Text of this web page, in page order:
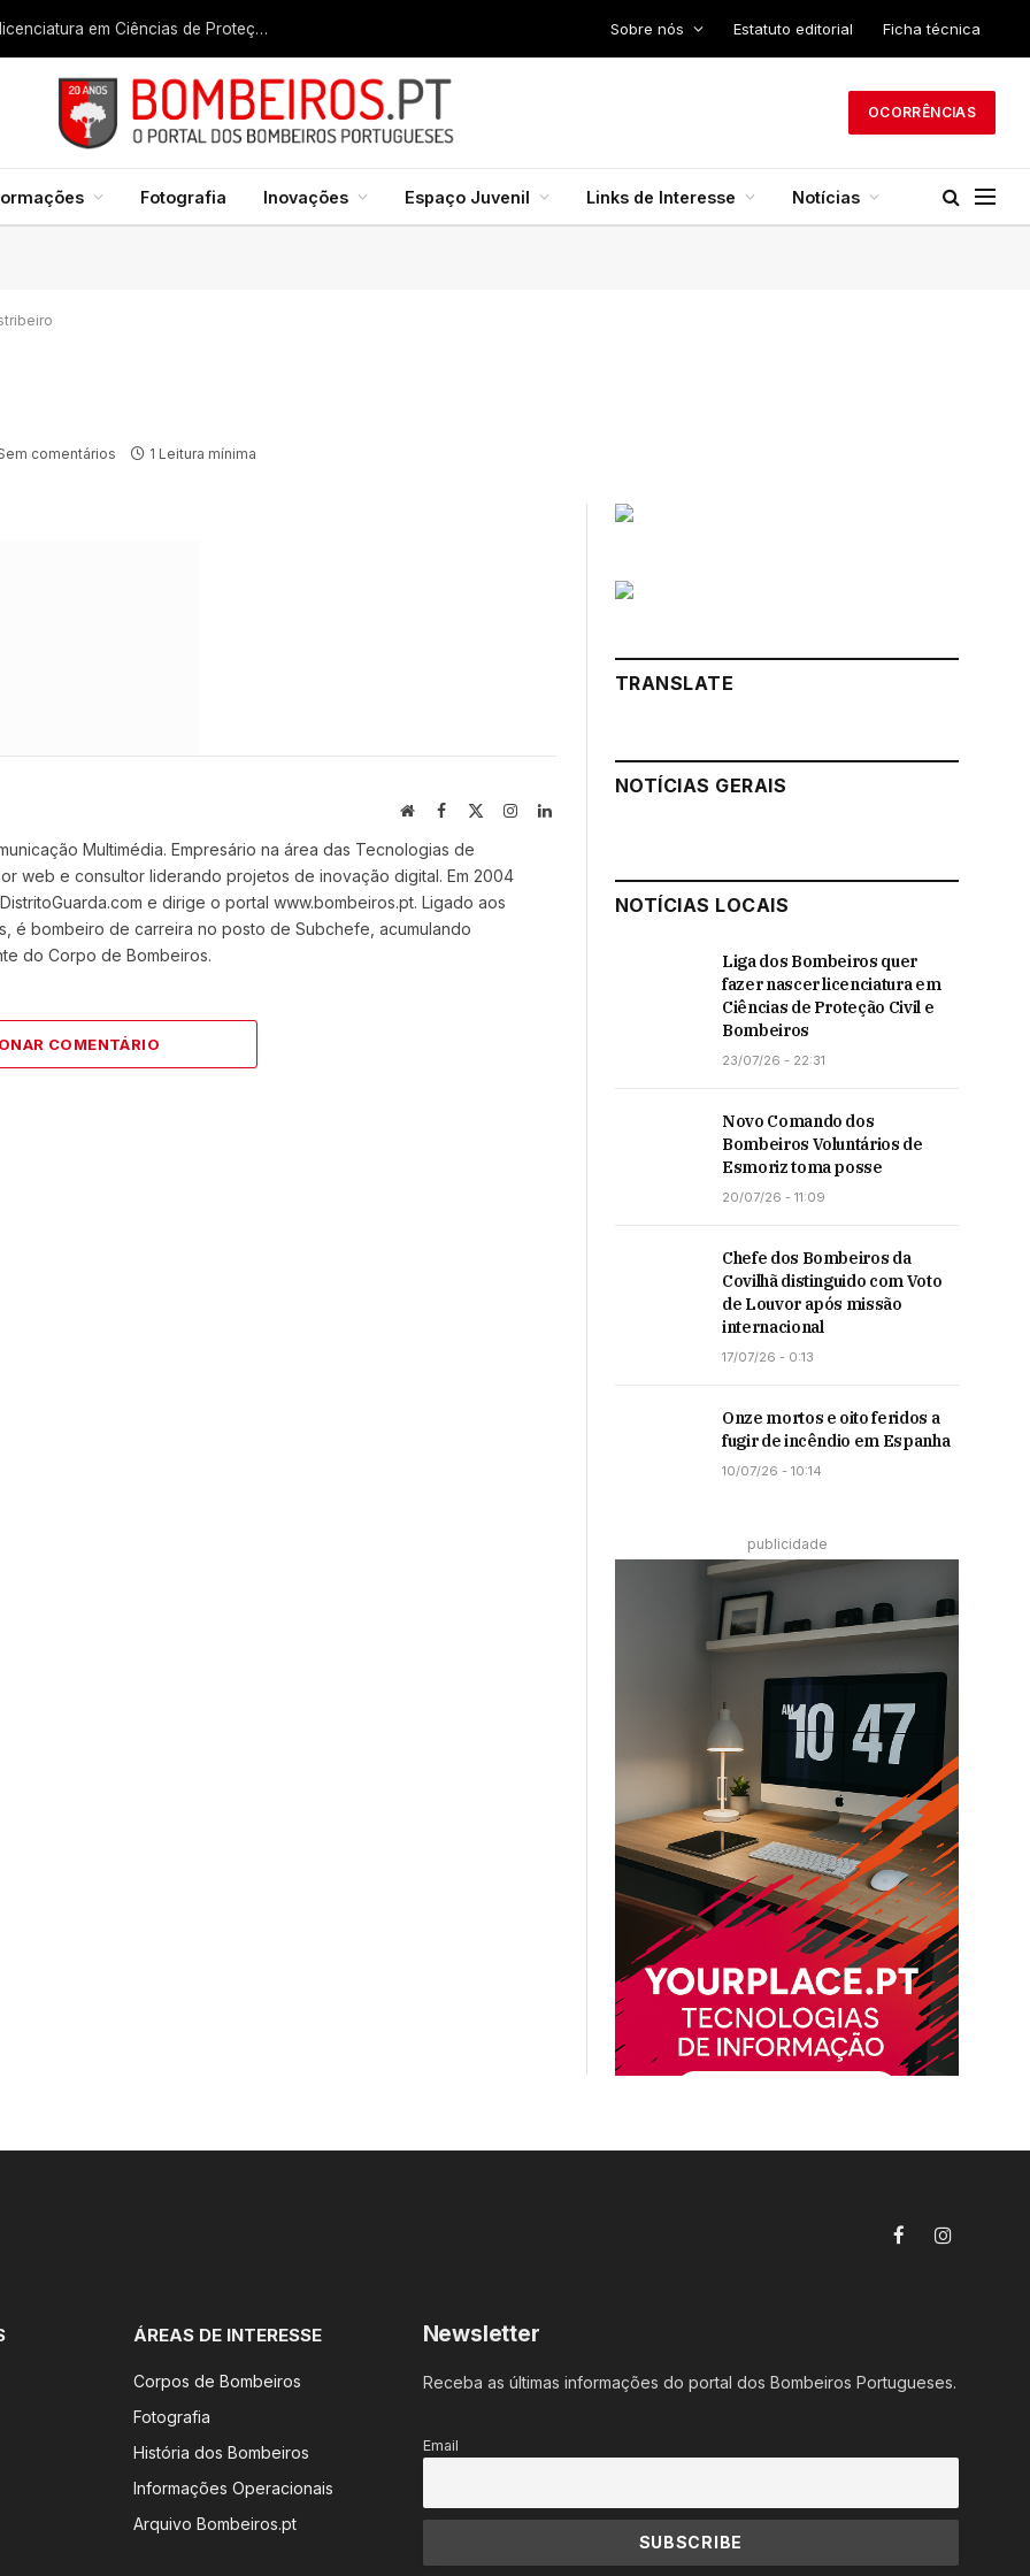
Liga dos Bombeiros quer fazer nascer licenciatura em Ciências de Proteção Civil e Bombeiros Sobre nós Estatuto editorial Ficha técnica
OCORRÊNCIAS
Fotografia Inovações Espaço Juvenil Links de Interesse Notícias
comentários 1 Leitura mínima
WebsiteFacebook InstagramLinkedIn
Multimédia. Empresário na área das Tecnologias de
web e consultor liderando projetos de inovação digital. Em 2004
e dirige o portal www.bombeiros.pt. Ligado aos
é bombeiro de carreira no posto de Subchefe, acumulando
do Corpo de Bombeiros.
COMENTÁRIO
TRANSLATE
NOTÍCIAS GERAIS
NOTÍCIAS LOCAIS
Liga dos Bombeiros quer
fazer nascer licenciatura em
Ciências de Proteção Civil e
Bombeiros
23/07/26 - 22:31
Novo Comando dos
Bombeiros Voluntários de
Esmoriz toma posse
20/07/26 - 11:09
Chefe dos Bombeiros da
Covilhã distinguido com Voto
de Louvor após missão
internacional
17/07/26 - 0:13
Onze mortos e oito feridos a
fugir de incêndio em Espanha
10/07/26 - 10:14
publicidade
FacebookInstagram
ÁREAS DE INTERESSE
Corpos de Bombeiros
Fotografia
História dos Bombeiros
Informações Operacionais
Arquivo Bombeiros.pt
Newsletter
Receba as últimas informações do portal dos Bombeiros Portugueses.
Email